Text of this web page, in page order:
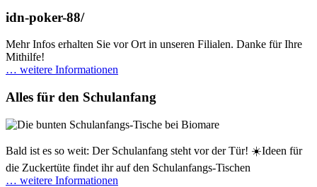
idn-poker-88/
Mehr Infos erhalten Sie vor Ort in unseren Filialen. Danke für Ihre
Mithilfe!
… weitere Informationen
Alles für den Schulanfang
Bald ist es so weit: Der Schulanfang steht vor der Tür! ☀️Ideen für
die Zuckertüte findet ihr auf den Schulanfangs-Tischen
… weitere Informationen